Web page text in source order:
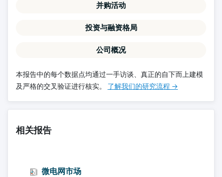
并购活动
投资与融资格局
公司概况
本报告中的每个数据点均通过一手访谈、真正的自下而上建模
及严格的交叉验证进行核实。 了解我们的研究流程 →
相关报告
微电网市场